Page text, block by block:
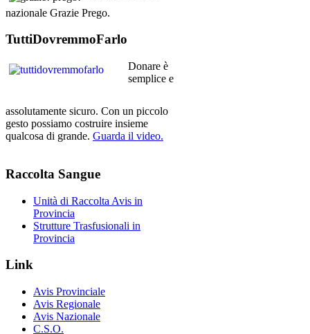
nazionale Grazie Prego.
TuttiDovremmoFarlo
Donare è
semplice e
assolutamente sicuro. Con un piccolo
gesto possiamo costruire insieme
qualcosa di grande. Guarda il video.
Raccolta Sangue
Unità di Raccolta Avis in
Provincia
Strutture Trasfusionali in
Provincia
Link
Avis Provinciale
Avis Regionale
Avis Nazionale
C.S.O.